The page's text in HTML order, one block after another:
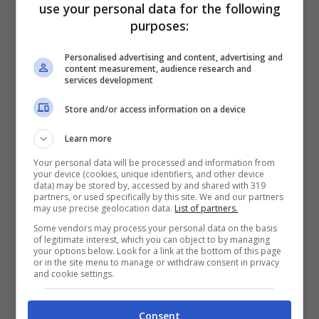
rendendo il processo semplice e diretto.
Non sarà necessario presentare alcuna
domanda specifica per ricevere il bonus;
sarà compito dei datori di lavoro
identificare i beneficiari all’interno della
propria forza lavoro.
Questo sostegno economico è concepito
come una misura “una tantum”, ovvero
non verrà rinnovata negli anni successivi.
Si inserisce all’interno delle politiche di
welfare aziendale che mirano a migliorare
le condizioni dei lavoratori attraverso
use your personal data for the following
purposes:
Personalised advertising and content, advertising and
content measurement, audience research and
services development
Store and/or access information on a device
Learn more
Your personal data will be processed and information from
your device (cookies, unique identifiers, and other device
data) may be stored by, accessed by and shared with 319
partners, or used specifically by this site. We and our partners
may use precise geolocation data. List of partners.
Some vendors may process your personal data on the basis
of legitimate interest, which you can object to by managing
your options below. Look for a link at the bottom of this page
or in the site menu to manage or withdraw consent in privacy
and cookie settings.
Consent